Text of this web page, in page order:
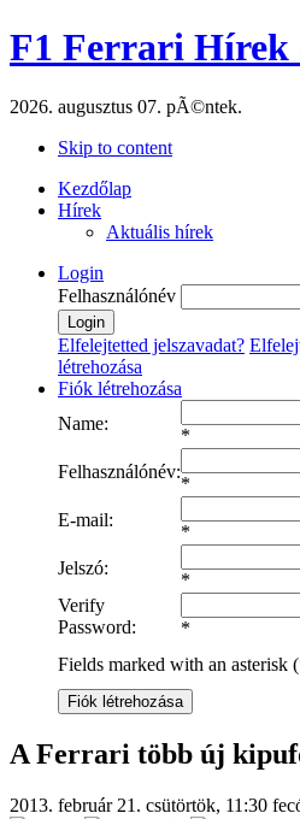
F1 Ferrari Hírek
2026. augusztus 07. pÃ©ntek.
Skip to content
Kezdőlap
Hírek
Aktuális hírek
Login
Felhasználónév
Elfelejtetted jelszavadat?
létrehozása
Fiók létrehozása
Name:
*
Felhasználónév:
*
E-mail:
*
Jelszó:
*
Verify
Password:
*
Fields marked with an asterisk
Fiók létrehozása
A Ferrari több új
2013. február 21. csütörtök, 11:30